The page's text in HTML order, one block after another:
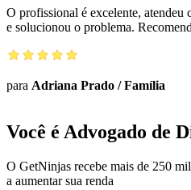
O profissional é excelente, atendeu
e solucionou o problema.
para Adriana Prado /Família
Você é Advogado de
O GetNinjas recebe mais de 250
a aumentar sua renda